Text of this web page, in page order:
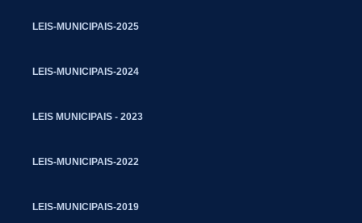
LEIS-MUNICIPAIS-2025
LEIS-MUNICIPAIS-2024
LEIS MUNICIPAIS - 2023
LEIS-MUNICIPAIS-2022
LEIS-MUNICIPAIS-2019